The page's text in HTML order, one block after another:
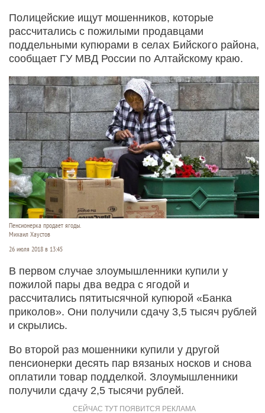
Полицейские ищут мошенников, которые
рассчитались с пожилыми продавцами
поддельными купюрами в селах Бийского района,
сообщает ГУ МВД России по Алтайскому краю.
Пенсионерка продает ягоды.
Михаил Хаустов
26 июля 2018 в 13:45
В первом случае злоумышленники купили у
пожилой пары два ведра с ягодой и
рассчитались пятитысячной купюрой «Банка
приколов». Они получили сдачу 3,5 тысяч рублей
и скрылись.
Во второй раз мошенники купили у другой
пенсионерки десять пар вязаных носков и снова
оплатили товар подделкой. Злоумышленники
получили сдачу 2,5 тысячи рублей.